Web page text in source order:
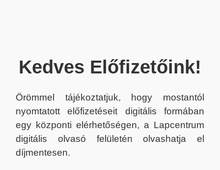
Kedves Előfizetőink!
Örömmel tájékoztatjuk, hogy mostantól
nyomtatott előfizetéseit digitális formában
egy központi elérhetőségen, a Lapcentrum
digitális olvasó felületén olvashatja el
díjmentesen.